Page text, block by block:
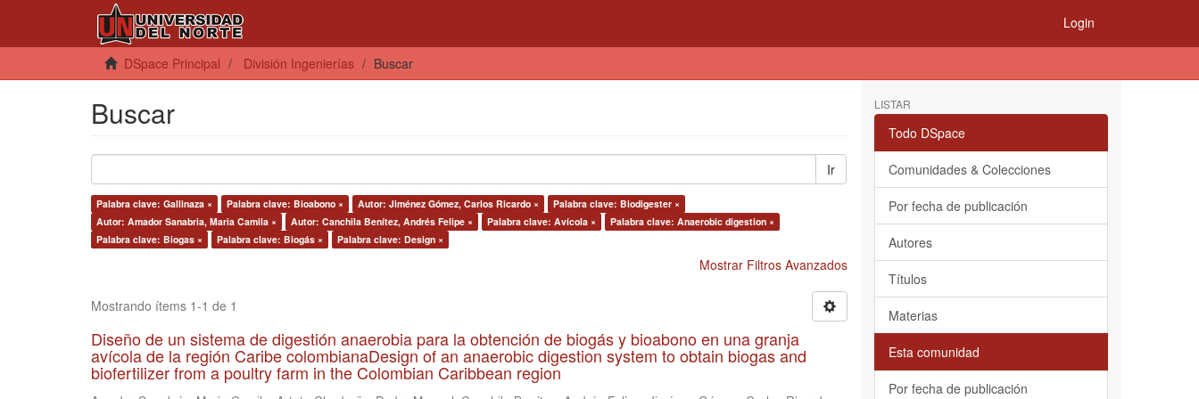
Login
DSpace Principal División Ingenierías Buscar
Buscar
Ir
Palabra clave: Gallinaza × Palabra clave: Bioabono × Autor: Jiménez Gómez, Carlos Ricardo ×
Palabra clave: Biodigester ×
Autor: Amador Sanabria, Maria Camila ×
Autor: Canchila Benítez, Andrés Felipe × Palabra clave: Avícola ×
Palabra clave: Anaerobic digestion ×
Palabra clave: Biogas ×
Palabra clave: Biogás × Palabra clave: Design ×
Mostrar Filtros Avanzados
Mostrando ítems 1-1 de 1
Diseño de un sistema de digestión anaerobia para la obtención de biogás y bioabono en una granja
avícola de la región Caribe colombianaDesign of an anaerobic digestion system to obtain biogas and
biofertilizer from a poultry farm in the Colombian Caribbean region
LISTAR
Todo DSpace
Comunidades & Colecciones
Por fecha de publicación
Autores
Títulos
Materias
Esta comunidad
Por fecha de publicación